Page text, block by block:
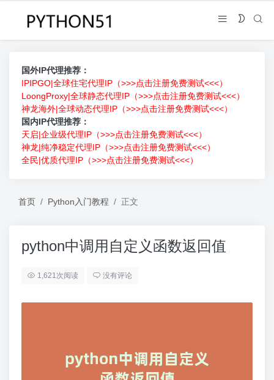
国外IP代理推荐：
IPIPGO|全球住宅代理IP（>>>点击注册免费测试<<<）
LoongProxy|全球静态代理IP（>>>点击注册免费测试<<<）
神龙海外|全球动态代理IP（>>>点击注册免费测试<<<）
国内IP代理推荐：
天启|企业级代理IP（>>>点击注册免费测试<<<）
神龙|纯净稳定代理IP（>>>点击注册免费测试<<<）
全民|优质代理IP（>>>点击注册免费测试<<<）
首页 Python入门教程 正文
python中调用自定义函数返回值
1,621次阅读 没有评论